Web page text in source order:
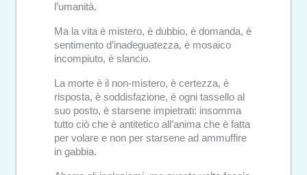
l’umanità.
Ma la vita è mistero, è dubbio, è domanda, è
sentimento d’inadeguatezza, è mosaico
incompiuto, è slancio.
La morte è il non-mistero, è certezza, è
risposta, è soddisfazione, è ogni tassello al
suo posto, è starsene impietrati: insomma
tutto ciò che è antitetico all’anima che è fatta
per volare e non per starsene ad ammuffire
in gabbia.